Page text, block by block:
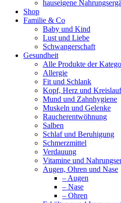
hauseigene
Shop
Familie & Co
Baby und Kind
Lust und Liebe
Schwangerschaft
Gesundheit
Alle Produkte der
Allergie
Fit und Schlank
Kopf, Herz und Kreislauf
Mund und Zahnhygiene
Muskeln und Gelenke
Raucherentwöhnung
Salben
Schlaf und Beruhigung
Schmerzmittel
Verdauung
Vitamine und
Augen, Ohren und Nase
– Augen
– Nase
– Ohren